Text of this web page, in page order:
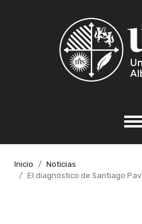
Inicio
Noticias
El diagnóstico de Santiago